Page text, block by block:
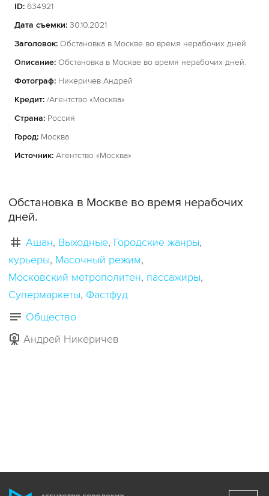
ID: 634921
Дата съемки: 30.10.2021
Заголовок: Обстановка в Москве во время нерабочих дней
Описание: Обстановка в Москве во время нерабочих дней.
Фотограф: Никеричев Андрей
Кредит: /Агентство «Москва»
Страна: Россия
Город: Москва
Источник: Агентство «Москва»
Обстановка в Москве во время нерабочих
дней.
Ашан Выходные Городские жанры
курьеры Масочный режим
Московский метрополитен пассажиры
Супермаркеты Фастфуд
Общество
Андрей Никеричев